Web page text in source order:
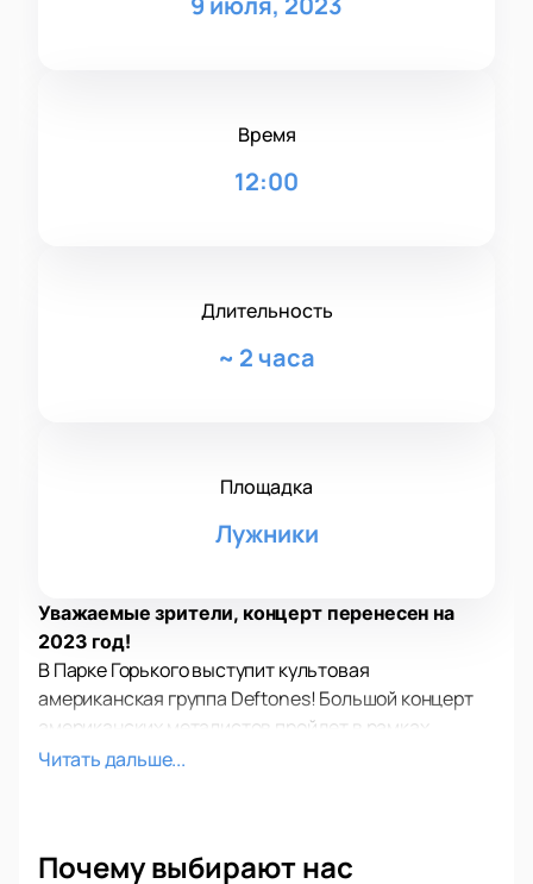
Время
12:00
Длительность
~ 2 часа
Площадка
Лужники
Уважаемые зрители, концерт перенесен на
2023 год!
В Парке Горького выступит культовая
американская группа Deftones! Большой концерт
американских металистов пройдет в рамках
фестиваля Park Live. Так же на рок-фестивале
калифорнийских рокеров Fever 333!
Читать дальше...
Почему выбирают нас